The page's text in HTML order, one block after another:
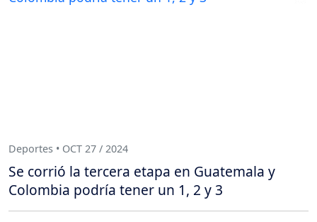
Deportes • OCT 27 / 2024
Se corrió la tercera etapa en Guatemala y
Colombia podría tener un 1, 2 y 3